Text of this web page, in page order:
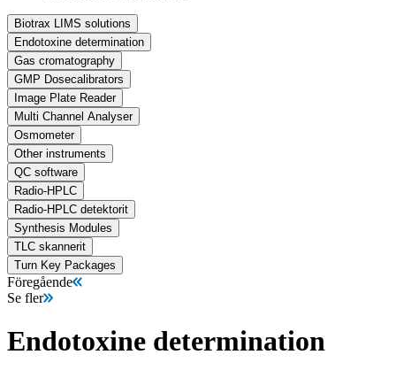
Biotrax LIMS solutions
Endotoxine determination
Gas cromatography
GMP Dosecalibrators
Image Plate Reader
Multi Channel Analyser
Osmometer
Other instruments
QC software
Radio-HPLC
Radio-HPLC detektorit
Synthesis Modules
TLC skannerit
Turn Key Packages
Föregående
Se fler
Endotoxine determination